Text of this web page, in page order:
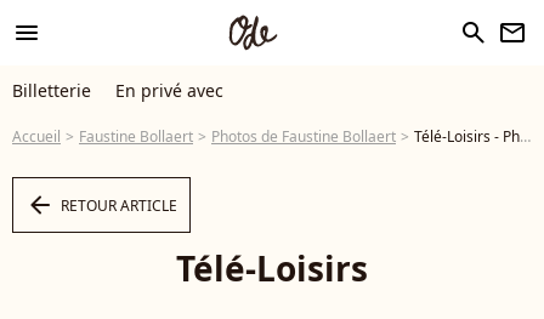
menu search newsletter
Billetterie En privé avec
Accueil Faustine Bollaert Photos de Faustine Bollaert Télé-Loisirs - Photo
arrow_left RETOUR ARTICLE
Télé-Loisirs